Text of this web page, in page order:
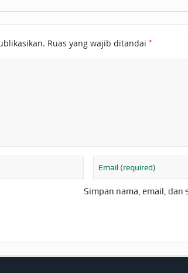
Ruas yang wajib ditandai *
Simpan nama, email,